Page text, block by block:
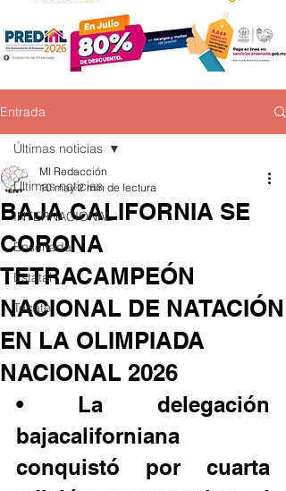
Entrada
Últimas noticias
INTERNACIONAL
Ensenada
Estatal
Tecate
Últimas noticias
BAJA CALIFORNIA SE
CORONA
TETRACAMPEÓN
NACIONAL DE NATACIÓN
EN LA OLIMPIADA
NACIONAL 2026
MI Redacción
10 may 2 min de lectura
• La delegación
bajacaliforniana
conquistó por cuarta